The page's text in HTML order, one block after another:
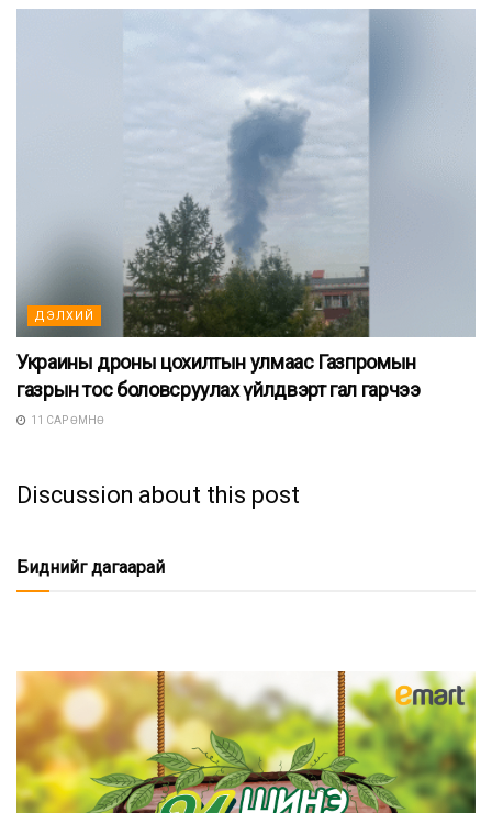
ДЭЛХИЙ
Украины дроны цохилтын улмаас Газпромын
газрын тос боловсруулах үйлдвэрт гал гарчээ
11 САР ӨМНӨ
Discussion about this post
Биднийг дагаарай